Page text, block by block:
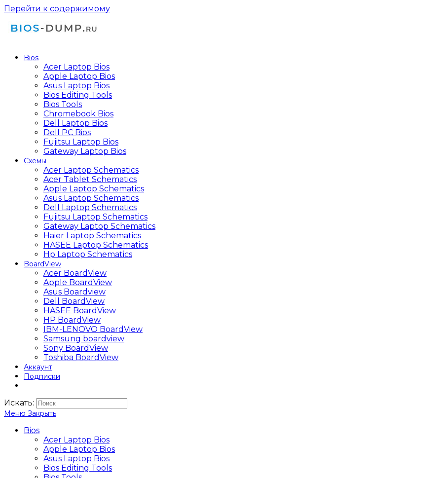
Перейти к содержимому
Bios
Acer Laptop Bios
Apple Laptop Bios
Asus Laptop Bios
Bios Editing Tools
Bios Tools
Chromebook Bios
Dell Laptop Bios
Dell PC Bios
Fujitsu Laptop Bios
Gateway Laptop Bios
Схемы
Acer Laptop Schematics
Acer Tablet Schematics
Apple Laptop Schematics
Asus Laptop Schematics
Dell Laptop Schematics
Fujitsu Laptop Schematics
Gateway Laptop Schematics
Haier Laptop Schematics
HASEE Laptop Schematics
Hp Laptop Schematics
BoardView
Acer BoardView
Apple BoardView
Asus Boardview
Dell BoardView
HASEE BoardView
HP BoardView
IBM-LENOVO BoardView
Samsung boardview
Sony BoardView
Toshiba BoardView
Аккаунт
Подписки
Искать:
Меню Закрыть
Bios
Acer Laptop Bios
Apple Laptop Bios
Asus Laptop Bios
Bios Editing Tools